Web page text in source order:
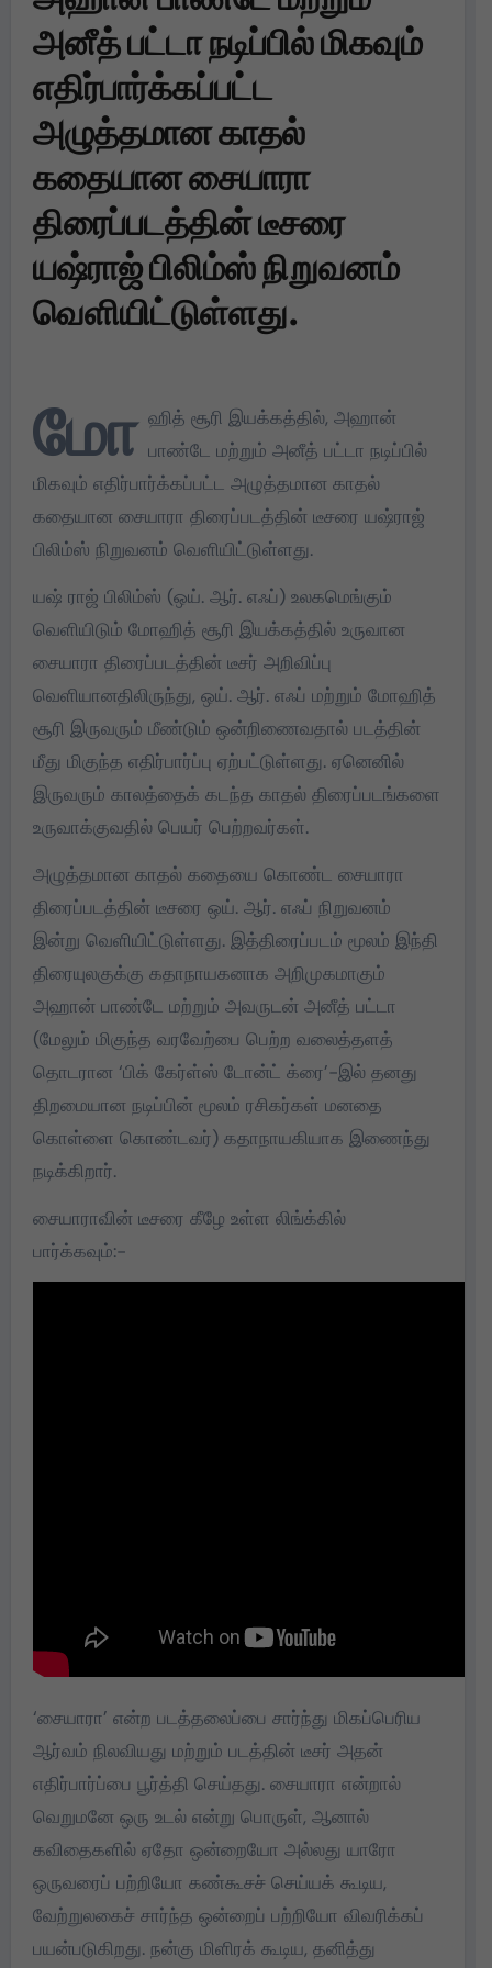
அனீத் பட்டா நடிப்பில் மிகவும்
எதிர்பார்க்கப்பட்ட
அழுத்தமான காதல்
கதையான சையாரா
திரைப்படத்தின் டீசரை
யஷ்ராஜ் பிலிம்ஸ் நிறுவனம்
வெளியிட்டுள்ளது.
மோ ஹித் சூரி இயக்கத்தில், அஹான்
பாண்டே மற்றும் அனீத் பட்டா நடிப்பில்
மிகவும் எதிர்பார்க்கப்பட்ட அழுத்தமான காதல்
கதையான சையாரா திரைப்படத்தின் டீசரை யஷ்ராஜ்
பிலிம்ஸ் நிறுவனம் வெளியிட்டுள்ளது.
யஷ் ராஜ் பிலிம்ஸ் (ஒய். ஆர். எஃப்) உலகமெங்கும்
வெளியிடும் மோஹித் சூரி இயக்கத்தில் உருவான
சையாரா திரைப்படத்தின் டீசர் அறிவிப்பு
வெளியானதிலிருந்து, ஒய். ஆர். எஃப் மற்றும் மோஹித்
சூரி இருவரும் மீண்டும் ஒன்றிணைவதால் படத்தின்
மீது மிகுந்த எதிர்பார்ப்பு ஏற்பட்டுள்ளது. ஏனெனில்
இருவரும் காலத்தைக் கடந்த காதல் திரைப்படங்களை
உருவாக்குவதில் பெயர் பெற்றவர்கள்.
அழுத்தமான காதல் கதையை கொண்ட சையாரா
திரைப்படத்தின் டீசரை ஒய். ஆர். எஃப் நிறுவனம்
இன்று வெளியிட்டுள்ளது. இத்திரைப்படம் மூலம் இந்தி
திரையுலகுக்கு கதாநாயகனாக அறிமுகமாகும்
அஹான் பாண்டே மற்றும் அவருடன் அனீத் பட்டா
(மேலும் மிகுந்த வரவேற்பை பெற்ற வலைத்தளத்
தொடரான ‘பிக் கேர்ள்ஸ் டோன்ட் க்ரை’-இல் தனது
திறமையான நடிப்பின் மூலம் ரசிகர்கள் மனதை
கொள்ளை கொண்டவர்) கதாநாயகியாக இணைந்து
நடிக்கிறார்.
சையாராவின் டீசரை கீழே உள்ள லிங்க்கில்
பார்க்கவும்:-
‘சையாரா’ என்ற படத்தலைப்பை சார்ந்து மிகப்பெரிய
ஆர்வம் நிலவியது மற்றும் படத்தின் டீசர் அதன்
எதிர்பார்ப்பை பூர்த்தி செய்தது. சையாரா என்றால்
வெறுமனே ஒரு உடல் என்று பொருள், ஆனால்
கவிதைகளில் ஏதோ ஒன்றையோ அல்லது யாரோ
ஒருவரைப் பற்றியோ கண்கூசச் செய்யக் கூடிய,
வேற்றுலகைச் சார்ந்த ஒன்றைப் பற்றியோ விவரிக்கப்
பயன்படுகிறது. நன்கு மிளிரக் கூடிய, தனித்து